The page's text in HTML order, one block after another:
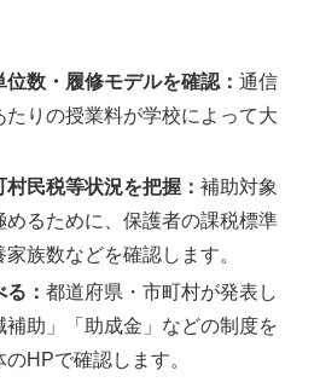
位数・履修モデルを確認：通信
りの授業料が学校によって大
村民税等状況を把握：補助対象
めるために、保護者の課税標準
族数などを確認します。
る：都道府県・市町村が発表し
補助」「助成金」などの制度を
HPで確認します。